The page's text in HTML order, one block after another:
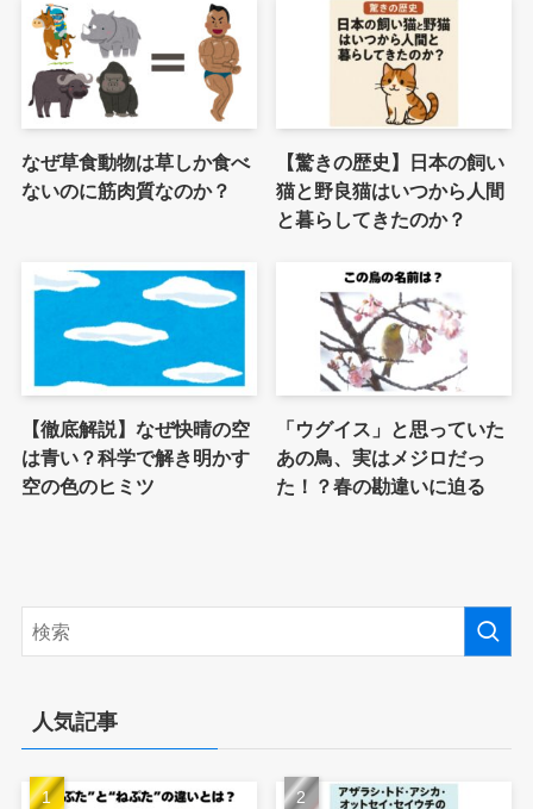
なぜ草食動物は草しか食べ
ないのに筋肉質なのか？
【驚きの歴史】日本の飼い
猫と野良猫はいつから人間
と暮らしてきたのか？
【徹底解説】なぜ快晴の空
は青い？科学で解き明かす
空の色のヒミツ
「ウグイス」と思っていた
あの鳥、実はメジロだっ
た！？春の勘違いに迫る
人気記事